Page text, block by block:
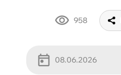
958
08.06.2026